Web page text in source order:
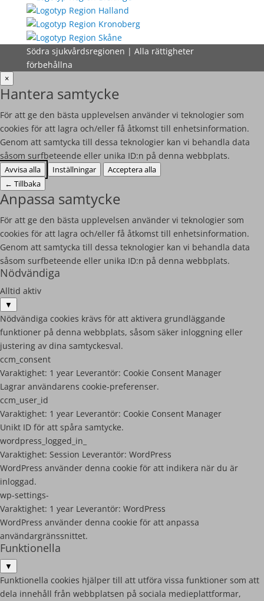
Södra sjukvårdsregionen | Alla rättigheter
förbehållna
×
Hantera samtycke
För att ge den bästa upplevelsen använder vi teknologier som
cookies för att lagra och/eller få åtkomst till enhetsinformation.
Genom att samtycka till dessa teknologier kan vi behandla data
såsom surfbeteende eller unika ID:n på denna webbplats.
Avvisa alla Inställningar
Acceptera alla
← Tillbaka
Anpassa samtycke
För att ge den bästa upplevelsen använder vi teknologier som
cookies för att lagra och/eller få åtkomst till enhetsinformation.
Genom att samtycka till dessa teknologier kan vi behandla data
såsom surfbeteende eller unika ID:n på denna webbplats.
Nödvändiga
Alltid aktiv
▼
Nödvändiga cookies krävs för att aktivera grundläggande
funktioner på denna webbplats, såsom säker inloggning eller
justering av dina samtyckesval.
ccm_consent
Varaktighet: 1 year Leverantör: Cookie Consent Manager
Lagrar användarens cookie-preferenser.
ccm_user_id
Varaktighet: 1 year Leverantör: Cookie Consent Manager
Unikt ID för att spåra samtycke.
wordpress_logged_in_
Varaktighet: Session Leverantör: WordPress
WordPress använder denna cookie för att indikera när du är
inloggad.
wp-settings-
Varaktighet: 1 year Leverantör: WordPress
WordPress använder denna cookie för att anpassa
användargränssnittet.
Funktionella
▼
Funktionella cookies hjälper till att utföra vissa funktioner som att
dela innehåll från webbplatsen på sociala medieplattformar,